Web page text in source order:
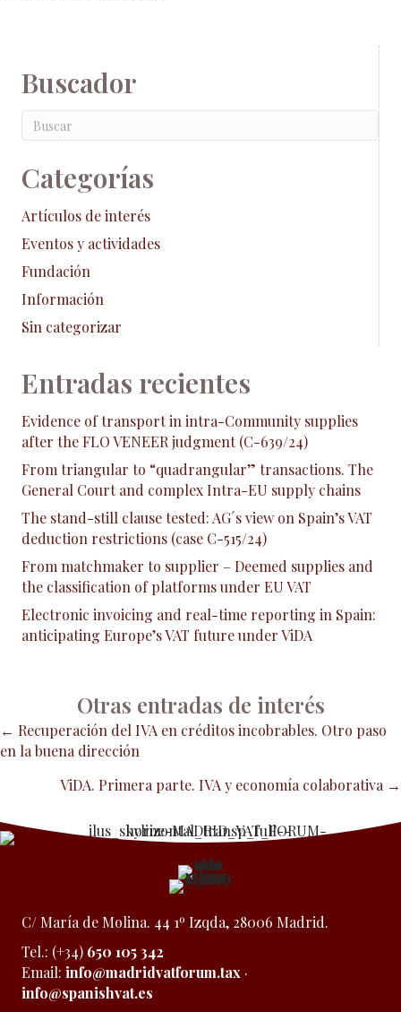
Buscador
Categorías
Artículos de interés
Eventos y actividades
Fundación
Información
Sin categorizar
Entradas recientes
Evidence of transport in intra-Community supplies
after the FLO VENEER judgment (C-639/24)
From triangular to “quadrangular” transactions. The
General Court and complex Intra-EU supply chains
The stand-still clause tested: AG´s view on Spain’s VAT
deduction restrictions (case C-515/24)
From matchmaker to supplier – Deemed supplies and
the classification of platforms under EU VAT
Electronic invoicing and real-time reporting in Spain:
anticipating Europe’s VAT future under ViDA
Otras entradas de interés
Posts
navigation
← Recuperación del IVA en créditos incobrables. Otro paso
en la buena dirección
ViDA. Primera parte. IVA y economía colaborativa →
C/ María de Molina. 44 1º Izqda, 28006 Madrid.
Tel.: (+34) 650 105 342
Email: info@madridvatforum.tax ·
info@spanishvat.es